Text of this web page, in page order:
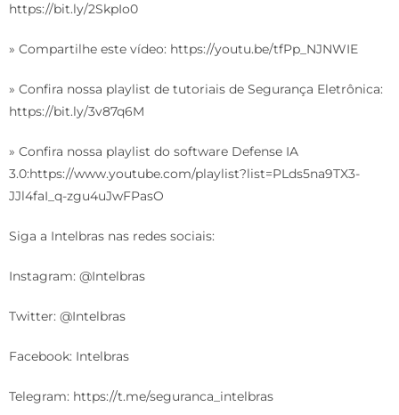
https://bit.ly/2SkpIo0
» Compartilhe este vídeo: https://youtu.be/tfPp_NJNWIE
» Confira nossa playlist de tutoriais de Segurança Eletrônica:
https://bit.ly/3v87q6M
» Confira nossa playlist do software Defense IA
3.0:https://www.youtube.com/playlist?list=PLds5na9TX3-
JJl4faI_q-zgu4uJwFPasO
Siga a Intelbras nas redes sociais:
Instagram: @Intelbras
Twitter: @Intelbras
Facebook: Intelbras
Telegram: https://t.me/seguranca_intelbras